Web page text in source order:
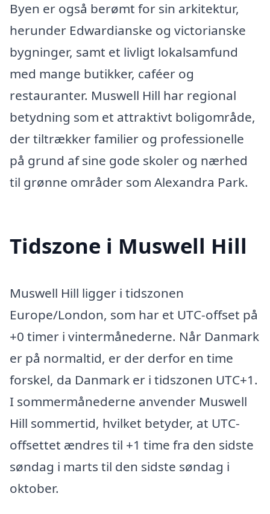
Byen er også berømt for sin arkitektur,
herunder Edwardianske og victorianske
bygninger, samt et livligt lokalsamfund
med mange butikker, caféer og
restauranter. Muswell Hill har regional
betydning som et attraktivt boligområde,
der tiltrækker familier og professionelle
på grund af sine gode skoler og nærhed
til grønne områder som Alexandra Park.
Tidszone i Muswell Hill
Muswell Hill ligger i tidszonen
Europe/London, som har et UTC-offset på
+0 timer i vintermånederne. Når Danmark
er på normaltid, er der derfor en time
forskel, da Danmark er i tidszonen UTC+1.
I sommermånederne anvender Muswell
Hill sommertid, hvilket betyder, at UTC-
offsettet ændres til +1 time fra den sidste
søndag i marts til den sidste søndag i
oktober.